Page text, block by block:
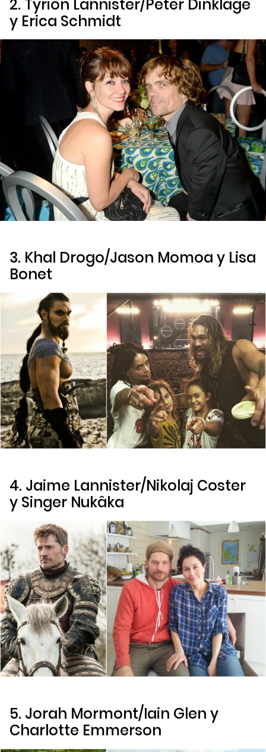
2. Tyrion Lannister/Peter Dinklage
y Erica Schmidt
3. Khal Drogo/Jason Momoa y Lisa
Bonet
4. Jaime Lannister/Nikolaj Coster
y Singer Nukâka
5. Jorah Mormont/Iain Glen y
Charlotte Emmerson